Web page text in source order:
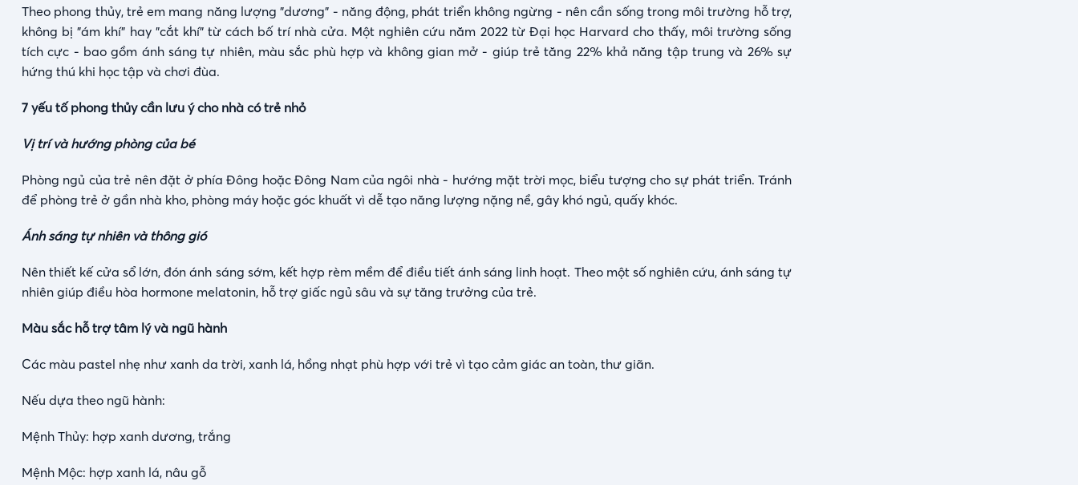
Theo phong thủy, trẻ em mang năng lượng "dương" - năng động, phát triển không ngừng - nên cần sống trong môi trường hỗ trợ,
không bị "ám khí" hay "cắt khí" từ cách bố trí nhà cửa. Một nghiên cứu năm 2022 từ Đại học Harvard cho thấy, môi trường sống
tích cực - bao gồm ánh sáng tự nhiên, màu sắc phù hợp và không gian mở - giúp trẻ tăng 22% khả năng tập trung và 26% sự
hứng thú khi học tập và chơi đùa.
7 yếu tố phong thủy cần lưu ý cho nhà có trẻ nhỏ
Vị trí và hướng phòng của bé
Phòng ngủ của trẻ nên đặt ở phía Đông hoặc Đông Nam của ngôi nhà - hướng mặt trời mọc, biểu tượng cho sự phát triển. Tránh
để phòng trẻ ở gần nhà kho, phòng máy hoặc góc khuất vì dễ tạo năng lượng nặng nề, gây khó ngủ, quấy khóc.
Ánh sáng tự nhiên và thông gió
Nên thiết kế cửa sổ lớn, đón ánh sáng sớm, kết hợp rèm mềm để điều tiết ánh sáng linh hoạt. Theo một số nghiên cứu, ánh sáng tự
nhiên giúp điều hòa hormone melatonin, hỗ trợ giấc ngủ sâu và sự tăng trưởng của trẻ.
Màu sắc hỗ trợ tâm lý và ngũ hành
Các màu pastel nhẹ như xanh da trời, xanh lá, hồng nhạt phù hợp với trẻ vì tạo cảm giác an toàn, thư giãn.
Nếu dựa theo ngũ hành:
Mệnh Thủy: hợp xanh dương, trắng
Mệnh Mộc: hợp xanh lá, nâu gỗ